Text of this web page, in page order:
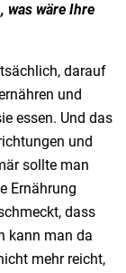
was wäre Ihre
darauf
und
essen. Und das
und
sollte man
Ernährung
dass
kann man da
mehr reicht,